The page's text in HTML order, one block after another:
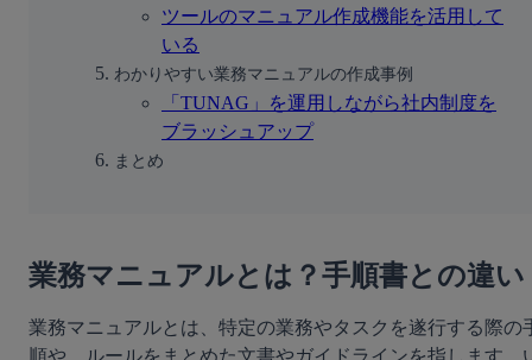
ツールのマニュアル作成機能を活用して
いる
わかりやすい業務マニュアルの作成事例
「TUNAG」を運用しながら社内制度を
ブラッシュアップ
まとめ
業務マニュアルとは？手順書との違い
業務マニュアルとは、特定の業務やタスクを遂行する際の